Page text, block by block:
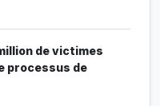
de victimes
processus de